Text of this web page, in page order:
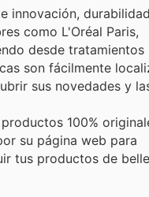
innovación,
como L'Oréal Paris,
desde tratamientos
son fácilmente
sus novedades y
100%
su página web para
tus productos de